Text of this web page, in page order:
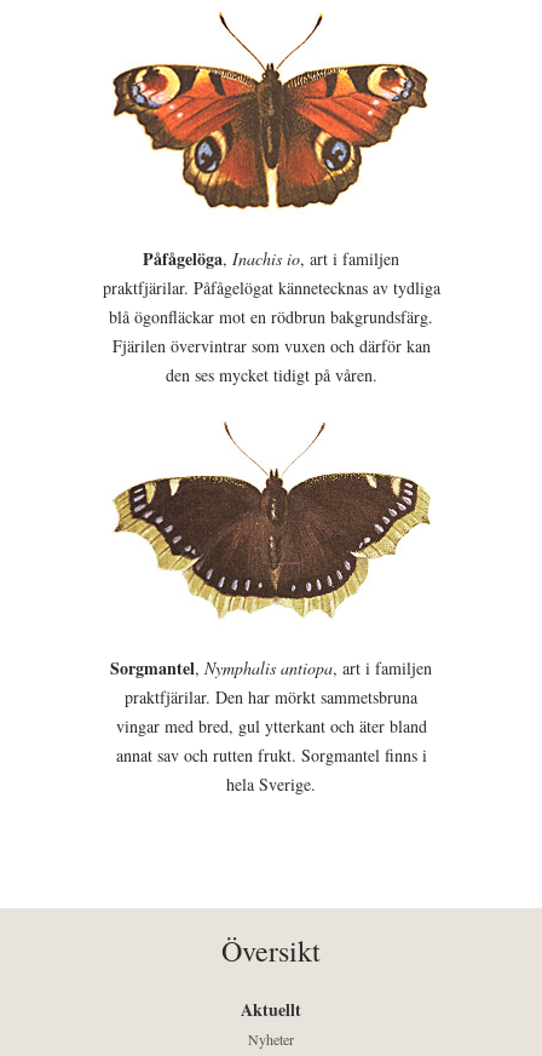
Påfågelöga, Inachis io, art i familjen
praktfjärilar. Påfågelögat kännetecknas av tydliga
blå ögonfläckar mot en rödbrun bakgrundsfärg.
Fjärilen övervintrar som vuxen och därför kan
den ses mycket tidigt på våren.
Sorgmantel, Nymphalis antiopa, art i familjen
praktfjärilar. Den har mörkt sammetsbruna
vingar med bred, gul ytterkant och äter bland
annat sav och rutten frukt. Sorgmantel finns i
hela Sverige.
Översikt
Aktuellt
Nyheter